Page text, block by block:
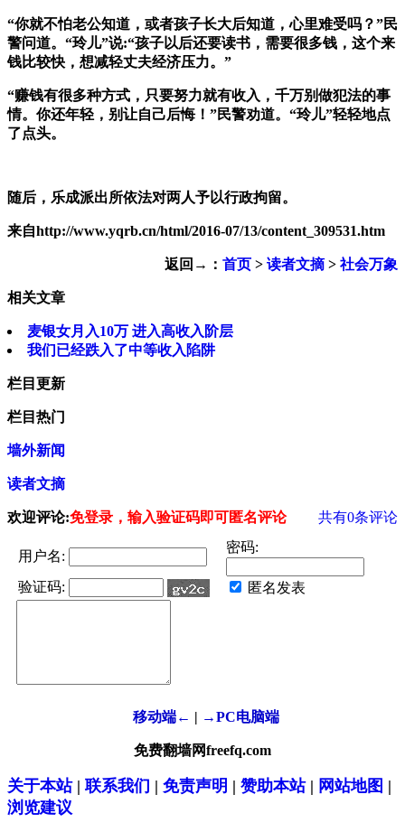
“你就不怕老公知道，或者孩子长大后知道，心里难受吗？”民
警问道。“玲儿”说:“孩子以后还要读书，需要很多钱，这个来
钱比较快，想减轻丈夫经济压力。”
“赚钱有很多种方式，只要努力就有收入，千万别做犯法的事
情。你还年轻，别让自己后悔！”民警劝道。“玲儿”轻轻地点
了点头。
随后，乐成派出所依法对两人予以行政拘留。
来自http://www.yqrb.cn/html/2016-07/13/content_309531.htm
返回→： 首页 > 读者文摘> 社会万象
相关文章
麦银女月入10万 进入高收入阶层
我们已经跌入了中等收入陷阱
栏目更新
栏目热门
墙外新闻
读者文摘
欢迎评论:免登录，输入验证码即可匿名评论 共有0条评论
用户名:
密码:
验证码: 匿名发表
移动端← | →PC电脑端
免费翻墙网freefq.com
关于本站| 联系我们 | 免责声明 | 赞助本站| 网站地图 |
浏览建议